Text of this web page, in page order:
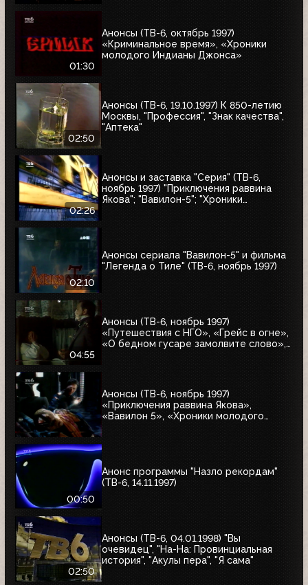
01:30
Анонсы (ТВ-6, октябрь 1997)
«Криминальное время», «Хроники
молодого Индианы Джонса»
02:50
Анонсы (ТВ-6, 19.10.1997) К 850-летию
Москвы, "Профессия", "Знак качества",
"Аптека"
02:26
Анонсы и заставка "Серия" (ТВ-6,
ноябрь 1997) "Приключения раввина
Якова"; "Вавилон-5"; "Хроники
02:10
Анонсы сериала "Вавилон-5" и фильма
"Легенда о Тиле" (ТВ-6, ноябрь 1997)
04:55
Анонсы (ТВ-6, ноябрь 1997)
«Путешествия с НГО», «Грейс в огне»,
«О бедном гусаре замолвите слово»,
Анонсы (ТВ-6, ноябрь 1997)
«Приключения раввина Якова»,
«Вавилон 5», «Хроники молодого
00:50
Анонс программы "Назло рекордам"
(ТВ-6, 14.11.1997)
02:50
Анонсы (ТВ-6, 04.01.1998) "Вы
очевидец", "На-На: Провинциальная
история", "Акулы пера", "Я сама"